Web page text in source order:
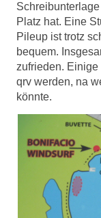
Platz hat. Eine
Pileup ist trotz
bequem.
zufrieden.
qrv werden, na
könnte.